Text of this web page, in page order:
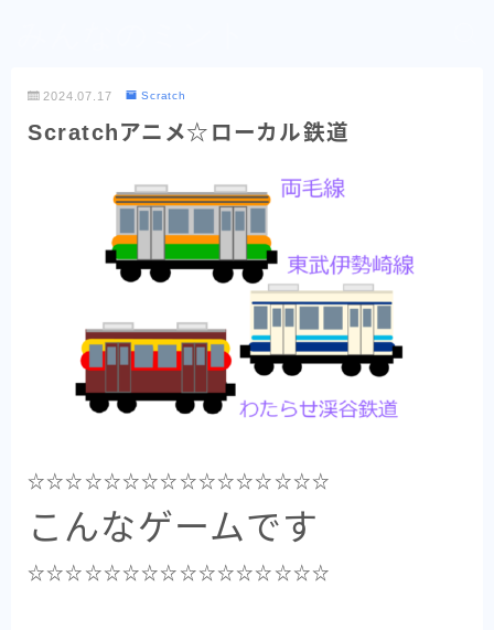
2024.07.17 Scratch
Scratchアニメ☆ローカル鉄道
☆☆☆☆☆☆☆☆☆☆☆☆☆☆☆☆
こんなゲームです
☆☆☆☆☆☆☆☆☆☆☆☆☆☆☆☆